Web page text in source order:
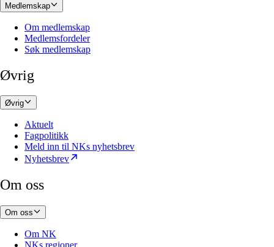
Medlemskap
Om medlemskap
Medlemsfordeler
Søk medlemskap
Øvrig
Øvrig
Aktuelt
Fagpolitikk
Meld inn til NKs nyhetsbrev
Nyhetsbrev
Om oss
Om oss
Om NK
NKs regioner